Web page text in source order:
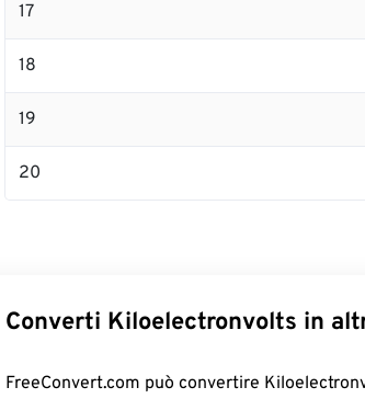
17
18
19
20
Converti Kiloelectronvolts in
FreeConvert.com può convertire